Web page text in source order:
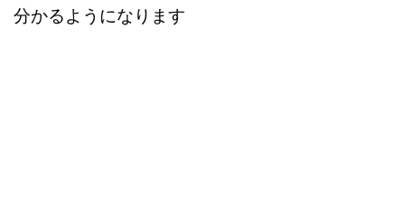
分かるようになります